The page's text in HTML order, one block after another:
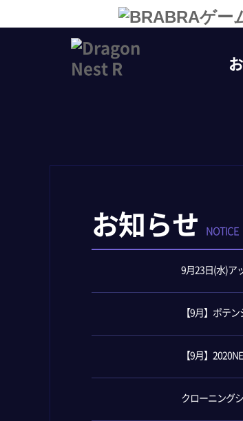
お知らせ NOTICE
9月23日(水)ア
【9月】ポテ
【9月】
クローニング